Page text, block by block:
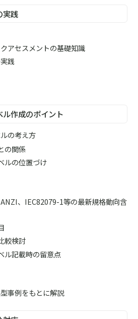
実践
アセスメントの基礎知識
践
作成のポイント
の考え方
の関係
ルの位置づけ
、IEC82079-1等の最新規格動向含
較検討
ル記載時の留意点
事例をもとに解説